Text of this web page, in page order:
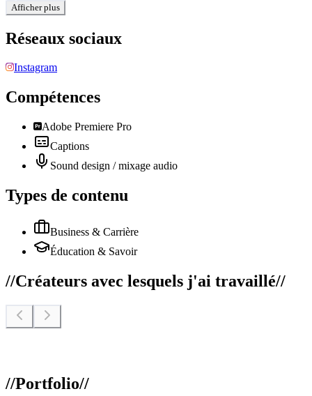
Afficher plus
Réseaux sociaux
Instagram
Compétences
Adobe Premiere Pro
Captions
Sound design / mixage audio
Types de contenu
Business & Carrière
Éducation & Savoir
//Créateurs avec lesquels j'ai travaillé//
//Portfolio//